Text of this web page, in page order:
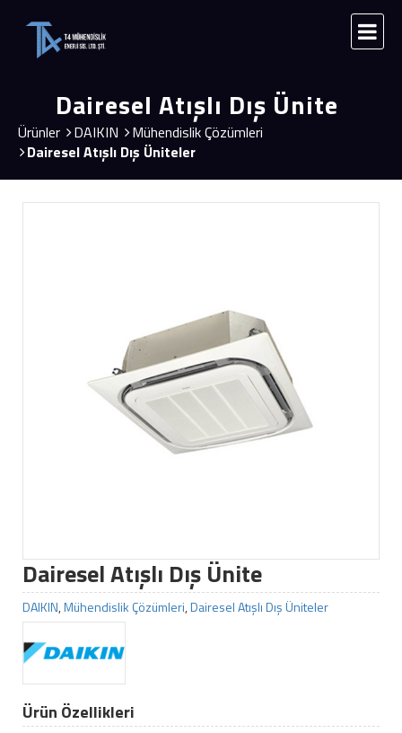
Dairesel Atışlı Dış Ünite
Ürünler DAIKIN
Mühendislik Çözümleri
Dairesel Atışlı Dış Üniteler
Dairesel Atışlı Dış Ünite
DAIKIN,Mühendislik Çözümleri,Dairesel Atışlı Dış Üniteler
Ürün Özellikleri